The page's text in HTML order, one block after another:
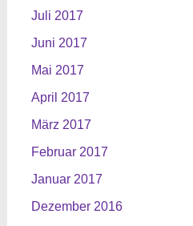
Juli 2017
Juni 2017
Mai 2017
April 2017
März 2017
Februar 2017
Januar 2017
Dezember 2016